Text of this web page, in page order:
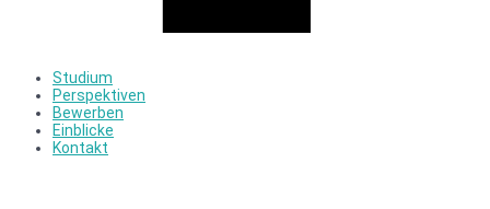
Studium
Perspektiven
Bewerben
Einblicke
Kontakt